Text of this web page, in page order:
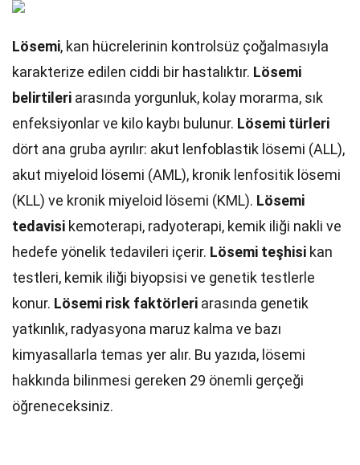
Lösemi, kan hücrelerinin kontrolsüz çoğalmasıyla
karakterize edilen ciddi bir hastalıktır. Lösemi
belirtileri arasında yorgunluk, kolay morarma, sık
enfeksiyonlar ve kilo kaybı bulunur. Lösemi türleri
dört ana gruba ayrılır: akut lenfoblastik lösemi (ALL),
akut miyeloid lösemi (AML), kronik lenfositik lösemi
(KLL) ve kronik miyeloid lösemi (KML). Lösemi
tedavisi kemoterapi, radyoterapi, kemik iliği nakli ve
hedefe yönelik tedavileri içerir. Lösemi teşhisi kan
testleri, kemik iliği biyopsisi ve genetik testlerle
konur. Lösemi risk faktörleri arasında genetik
yatkınlık, radyasyona maruz kalma ve bazı
kimyasallarla temas yer alır. Bu yazıda, lösemi
hakkında bilinmesi gereken 29 önemli gerçeği
öğreneceksiniz.